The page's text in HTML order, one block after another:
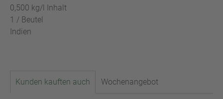
0,500 kg/l Inhalt
1 / Beutel
Indien
Kunden kauften auch Wochenangebot